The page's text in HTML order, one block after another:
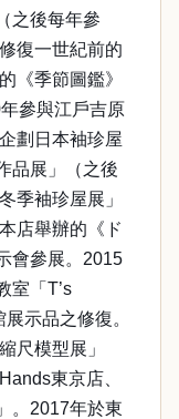
之後每年參
復一世紀前的
《季節圖鑑》
參與江戶吉原
劃日本袖珍屋
品展」（之後
季袖珍屋展」
店舉辦的《ド
會參展。2015
室「T’s
示品之修復。
尺模型展」
東京店、
。2017年於東